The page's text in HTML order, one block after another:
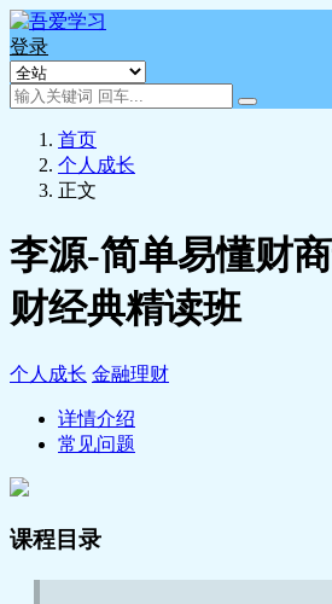
登录
首页
个人成长
正文
李源-简单易懂财
财经典精读班
个人成长 金融理财
详情介绍
常见问题
课程目录